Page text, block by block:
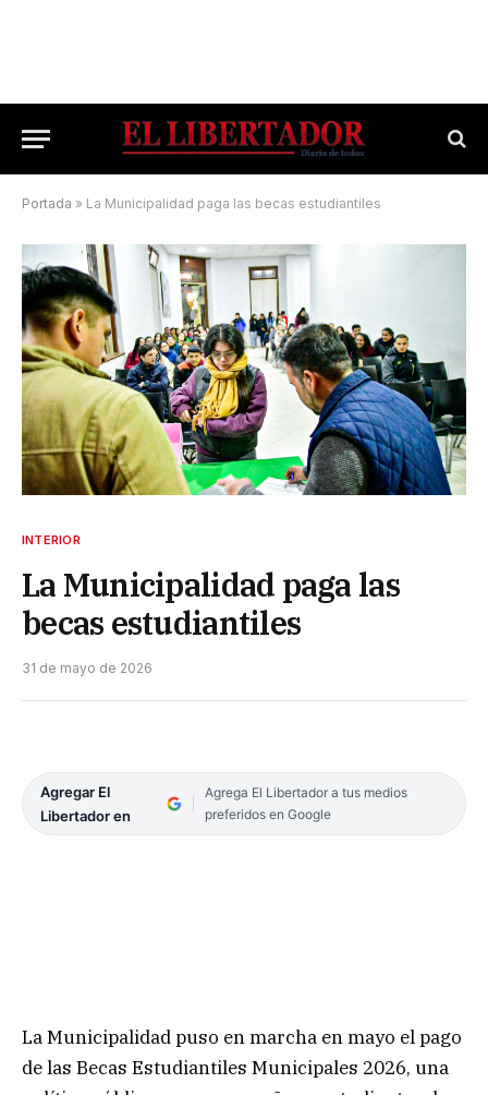
Portada » La Municipalidad paga las becas estudiantiles
INTERIOR
La Municipalidad paga las
becas estudiantiles
31 de mayo de 2026
Agregar El
Libertador en
Agrega El Libertador a tus medios
preferidos en Google
La Municipalidad puso en marcha en mayo el pago
de las Becas Estudiantiles Municipales 2026, una